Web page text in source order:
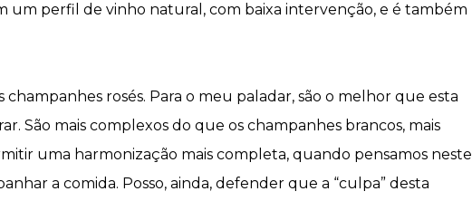
um perfil de vinho natural, com baixa intervenção, e é também
champanhes rosés. Para o meu paladar, são o melhor que esta
São mais complexos do que os champanhes brancos, mais
uma harmonização mais completa, quando pensamos neste
a comida. Posso, ainda, defender que a “culpa” desta